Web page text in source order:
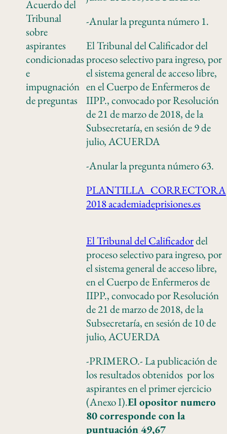
Acuerdo del
Tribunal
sobre
aspirantes
condicionadas
e
impugnación
de preguntas
-Anular la pregunta número 1.
El Tribunal del Calificador del
proceso selectivo para ingreso, por
el sistema general de acceso libre,
en el Cuerpo de Enfermeros de
IIPP., convocado por Resolución
de 21 de marzo de 2018, de la
Subsecretaría, en sesión de 9 de
julio, ACUERDA
-Anular la pregunta número 63.
PLANTILLA_CORRECTORA
2018 academiadeprisiones.es
El Tribunal del Calificadordel
proceso selectivo para ingreso, por
el sistema general de acceso libre,
en el Cuerpo de Enfermeros de
IIPP., convocado por Resolución
de 21 de marzo de 2018, de la
Subsecretaría, en sesión de 10 de
julio, ACUERDA
-PRIMERO.- La publicación de
los resultados obtenidos por los
aspirantes en el primer ejercicio
(Anexo I).El opositor numero
80 corresponde con la
puntuación 49,67